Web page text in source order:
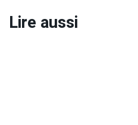
Lire aussi